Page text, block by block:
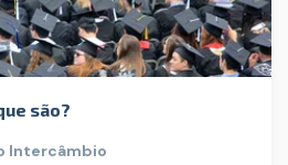
são?
Intercâmbio